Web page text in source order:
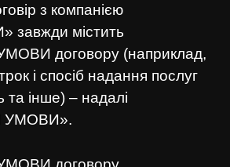
з компанією
містить
договору (наприклад,
і спосіб надання послуг
та інше) – надалі
УМОВИ».